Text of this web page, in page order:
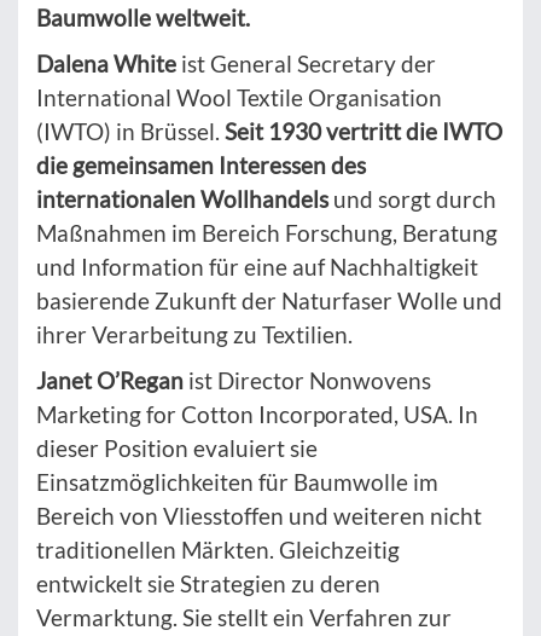
Baumwolle weltweit.
Dalena White ist General Secretary der
International Wool Textile Organisation
(IWTO) in Brüssel. Seit 1930 vertritt die IWTO
die gemeinsamen Interessen des
internationalen Wollhandelsund sorgt durch
Maßnahmen im Bereich Forschung, Beratung
und Information für eine auf Nachhaltigkeit
basierende Zukunft der Naturfaser Wolle und
ihrer Verarbeitung zu Textilien.
Janet O’Regan ist Director Nonwovens
Marketing for Cotton Incorporated, USA. In
dieser Position evaluiert sie
Einsatzmöglichkeiten für Baumwolle im
Bereich von Vliesstoffen und weiteren nicht
traditionellen Märkten. Gleichzeitig
entwickelt sie Strategien zu deren
Vermarktung. Sie stellt ein Verfahren zur